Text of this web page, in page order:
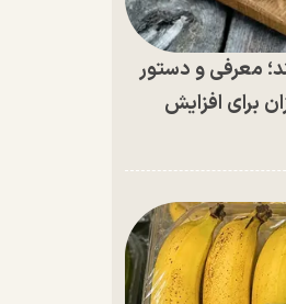
معرفی و دستور
برای افزایش